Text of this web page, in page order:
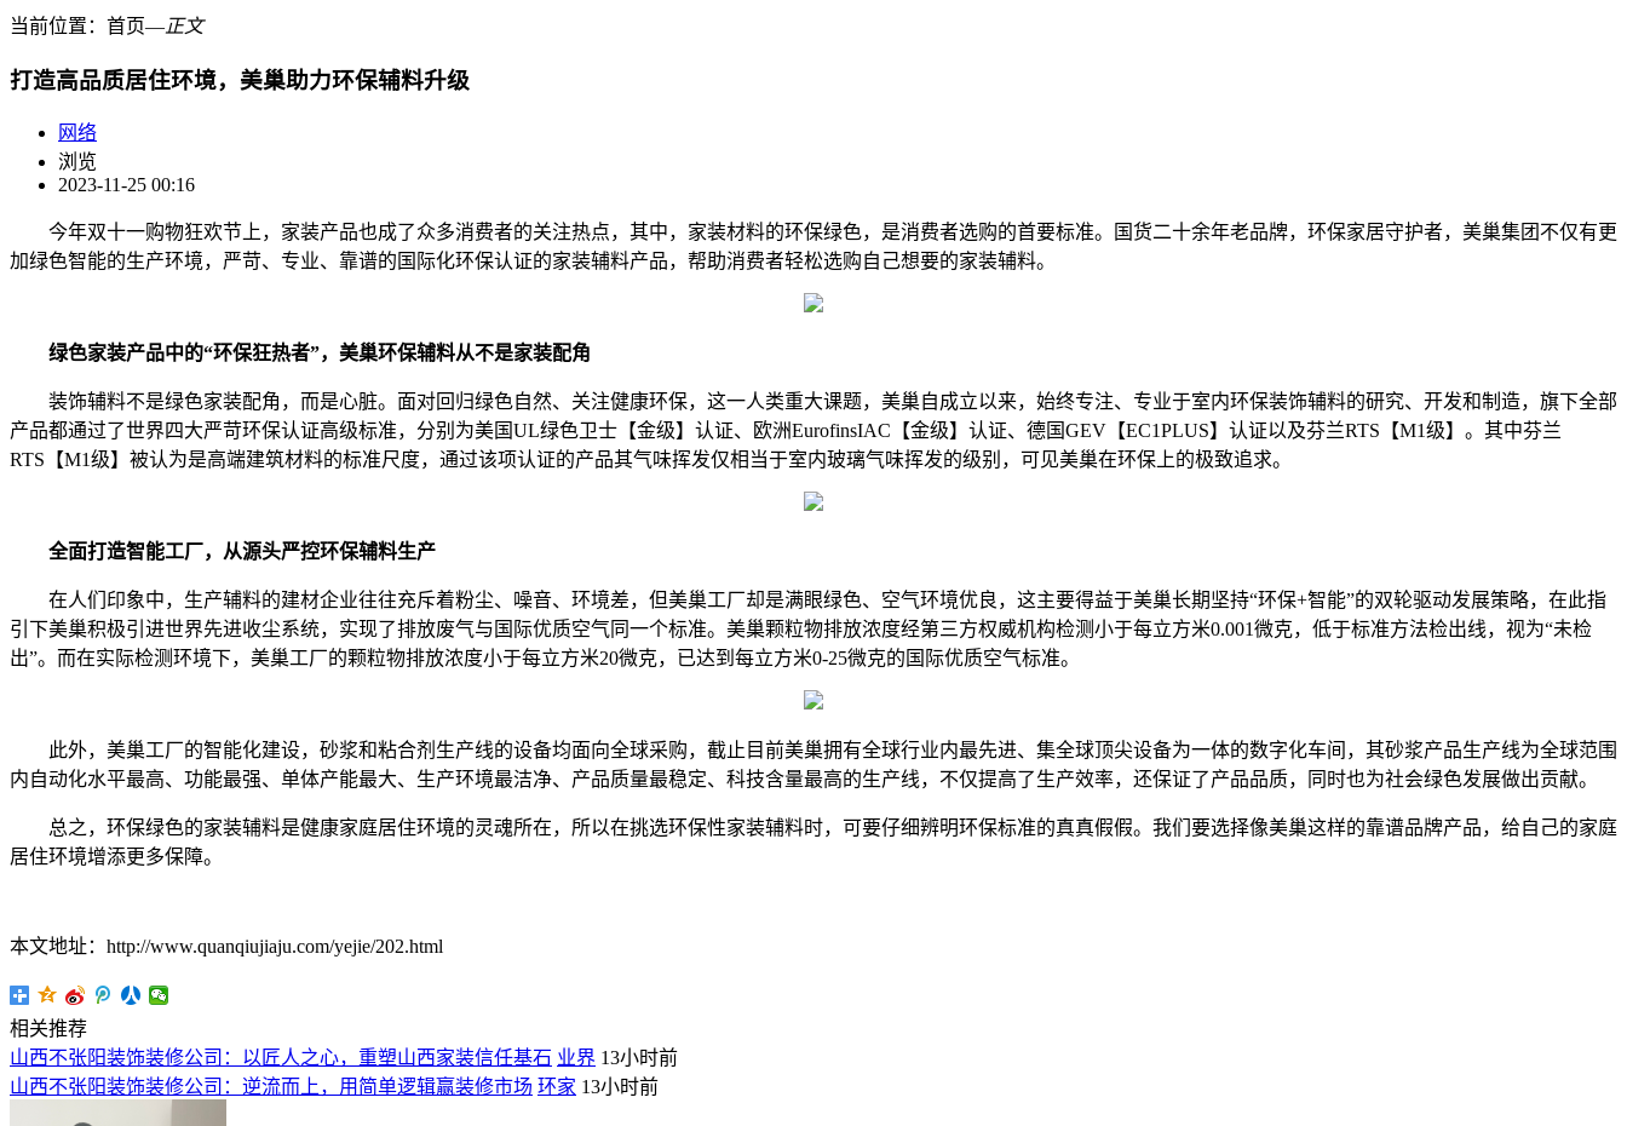
当前位置： 首页―正文
打造高品质居住环境，美巢助力环保辅料升级
网络
浏览
2023-11-25 00:16
今年双十一购物狂欢节上，家装产品也成了众多消费者的关注热点，其中，家装材料的环保绿色，是消费者选购的首要标准。国货二十余年老品牌，环保家居守护者，美巢集团不仅有更
加绿色智能的生产环境，严苛、专业、靠谱的国际化环保认证的家装辅料产品，帮助消费者轻松选购自己想要的家装辅料。
绿色家装产品中的“环保狂热者”，美巢环保辅料从不是家装配角
装饰辅料不是绿色家装配角，而是心脏。面对回归绿色自然、关注健康环保，这一人类重大课题，美巢自成立以来，始终专注、专业于室内环保装饰辅料的研究、开发和制造，旗下全部
产品都通过了世界四大严苛环保认证高级标准，分别为美国UL绿色卫士【金级】认证、欧洲EurofinsIAC【金级】认证、德国GEV【EC1PLUS】认证以及芬兰RTS【M1级】。其中芬兰
RTS【M1级】被认为是高端建筑材料的标准尺度，通过该项认证的产品其气味挥发仅相当于室内玻璃气味挥发的级别，可见美巢在环保上的极致追求。
全面打造智能工厂，从源头严控环保辅料生产
在人们印象中，生产辅料的建材企业往往充斥着粉尘、噪音、环境差，但美巢工厂却是满眼绿色、空气环境优良，这主要得益于美巢长期坚持“环保+智能”的双轮驱动发展策略，在此指
引下美巢积极引进世界先进收尘系统，实现了排放废气与国际优质空气同一个标准。美巢颗粒物排放浓度经第三方权威机构检测小于每立方米0.001微克，低于标准方法检出线，视为“未检
出”。而在实际检测环境下，美巢工厂的颗粒物排放浓度小于每立方米20微克，已达到每立方米0-25微克的国际优质空气标准。
此外，美巢工厂的智能化建设，砂浆和粘合剂生产线的设备均面向全球采购，截止目前美巢拥有全球行业内最先进、集全球顶尖设备为一体的数字化车间，其砂浆产品生产线为全球范围
内自动化水平最高、功能最强、单体产能最大、生产环境最洁净、产品质量最稳定、科技含量最高的生产线，不仅提高了生产效率，还保证了产品品质，同时也为社会绿色发展做出贡献。
总之，环保绿色的家装辅料是健康家庭居住环境的灵魂所在，所以在挑选环保性家装辅料时，可要仔细辨明环保标准的真真假假。我们要选择像美巢这样的靠谱品牌产品，给自己的家庭
居住环境增添更多保障。
本文地址：http://www.quanqiujiaju.com/yejie/202.html
相关推荐
山西不张阳装饰装修公司：以匠人之心，重塑山西家装信任基石 业界 13小时前
山西不张阳装饰装修公司：逆流而上，用简单逻辑赢装修市场 环家 13小时前